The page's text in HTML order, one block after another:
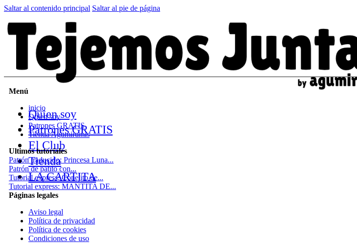
Saltar al contenido principal Saltar al pie de página
Quien soy
Patrones GRATIS
El Club
Tienda
LA CARTITA
Menú
inicio
Quien soy
Patrones GRATIS
Tienda Agumirumis
Ultimos tutoriales
Patrón traducido: Princesa Luna...
Patrón de patito con...
Tutorial express: Conejito de...
Tutorial express: MANTITA DE...
Páginas legales
Aviso legal
Política de privacidad
Política de cookies
Condiciones de uso